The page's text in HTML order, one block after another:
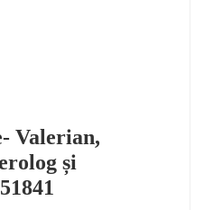
Valerian,
și